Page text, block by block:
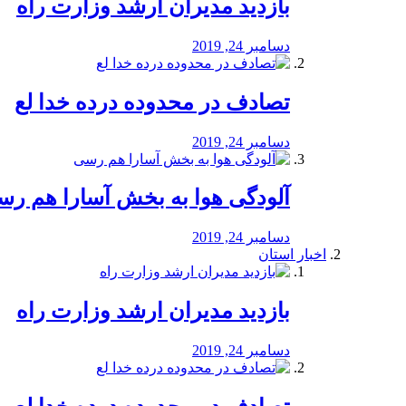
بازدید مدیران ارشد وزارت راه
دسامبر 24, 2019
تصادف در محدوده درده خدا لع
دسامبر 24, 2019
آلودگی هوا به بخش آسارا هم
دسامبر 24, 2019
اخبار استان
بازدید مدیران ارشد وزارت راه
دسامبر 24, 2019